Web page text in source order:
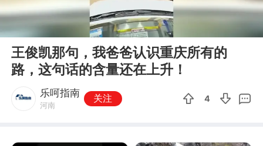
王俊凯那句，我爸爸认识重庆所有的
路，这句话的含量还在上升！
乐呵指南
河南
关注 4